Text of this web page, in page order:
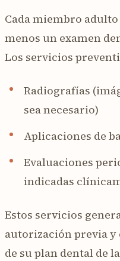
Cada miembro
menos un examen
Los servicios
Radiografías
sea necesario)
Aplicaciones de
Evaluaciones
indicadas
Estos servicios
autorización previa y
de su plan dental de